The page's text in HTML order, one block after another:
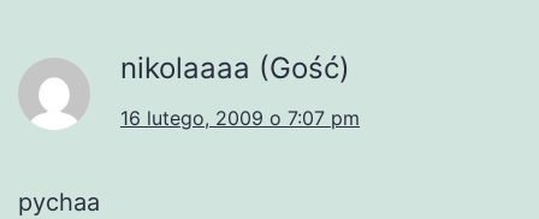
nikolaaaa (Gość)
16 lutego, 2009 o 7:07 pm
pychaa